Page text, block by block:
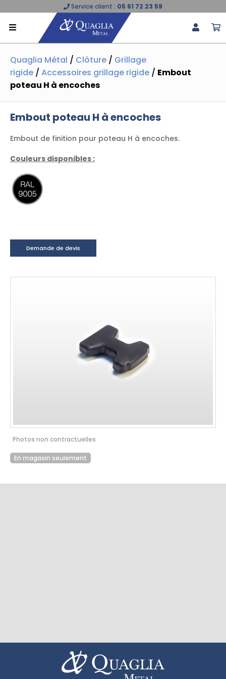
Service client : 05 61 72 23 59
Quaglia Métal / Clôture / Grillage
rigide / Accessoires grillage rigide / Embout
poteau H à encoches
Photos non contractuelles
En magasin seulement
Embout poteau H à encoches
Embout de finition pour poteau H à encoches.
Couleurs disponibles :
Demande de devis